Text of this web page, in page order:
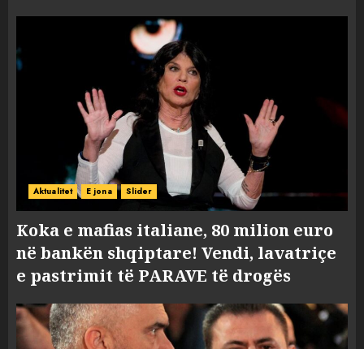
Aktualitet E jona Slider
Koka e mafias italiane, 80 milion euro
në bankën shqiptare! Vendi, lavatriçe
e pastrimit të PARAVE të drogës